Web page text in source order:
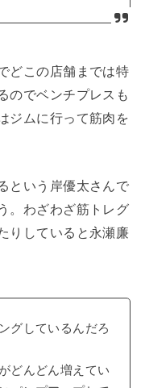
どこの店舗までは特
のでベンチプレスも
ジムに行って筋肉を
という岸優太さんで
。わざわざ筋トレグ
りしていると永瀬廉
グしているんだろ
どんどん増えてい